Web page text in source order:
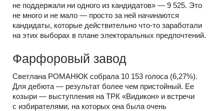
не поддержали ни одного из кандидатов» — 9 525. Это
не много и не мало — просто за ней начинаются
кандидаты, которые действительно что-то заработали
на этих выборах в плане электоральных предпочтений.
Фарфоровый завод
Светлана РОМАНЮК собрала 10 153 голоса (6,27%).
Для дебюта — результат более чем пристойный. Ее
козыри — выступления на ТРК «Видикон» и встречи
с избирателями, на которых она была очень